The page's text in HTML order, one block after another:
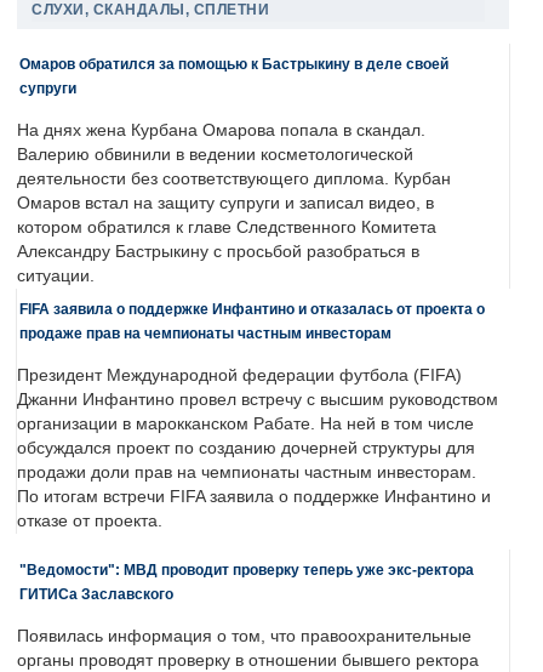
СЛУХИ, СКАНДАЛЫ, СПЛЕТНИ
Омаров обратился за помощью к Бастрыкину в деле своей
супруги
На днях жена Курбана Омарова попала в скандал.
Валерию обвинили в ведении косметологической
деятельности без соответствующего диплома. Курбан
Омаров встал на защиту супруги и записал видео, в
котором обратился к главе Следственного Комитета
Александру Бастрыкину с просьбой разобраться в
ситуации.
FIFA заявила о поддержке Инфантино и отказалась от проекта о
продаже прав на чемпионаты частным инвесторам
Президент Международной федерации футбола (FIFA)
Джанни Инфантино провел встречу с высшим руководством
организации в марокканском Рабате. На ней в том числе
обсуждался проект по созданию дочерней структуры для
продажи доли прав на чемпионаты частным инвесторам.
По итогам встречи FIFA заявила о поддержке Инфантино и
отказе от проекта.
"Ведомости": МВД проводит проверку теперь уже экс-ректора
ГИТИСа Заславского
Появилась информация о том, что правоохранительные
органы проводят проверку в отношении бывшего ректора